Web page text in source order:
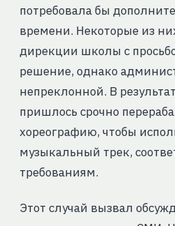
потребовала бы
времени. Некоторые из
дирекции школы с
решение, однако
непреклонной. В
пришлось срочно
хореографию, чтобы
музыкальный трек,
требованиям.
Этот случай вызвал